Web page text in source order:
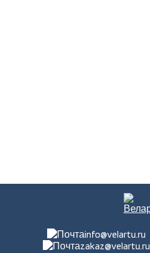
info@velartu.ru
zakaz@velartu.ru